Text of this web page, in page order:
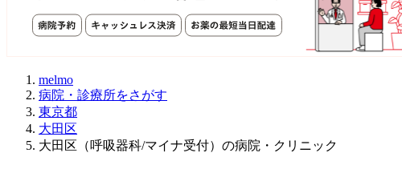
melmo
病院・診療所をさがす
東京都
大田区
大田区（呼吸器科/マイナ受付）の病院・クリニック